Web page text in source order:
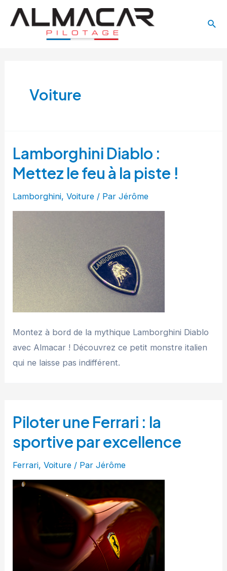
Aller
Voiture
Lamborghini Diablo :
Mettez le feu à la piste !
Lamborghini,Voiture / ParJérôme
Montez à bord de la mythique Lamborghini Diablo
avec Almacar ! Découvrez ce petit monstre italien
qui ne laisse pas indifférent.
Piloter une Ferrari : la
sportive par excellence
Ferrari,Voiture / ParJérôme
Pagination
des
publications